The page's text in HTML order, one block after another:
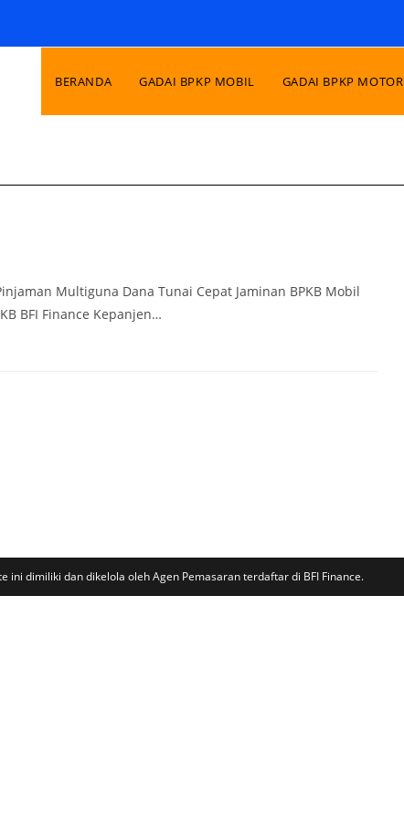
BERANDA GADAI BPKP MOBIL GADAI BPKP MOTOR
Multiguna Dana Tunai Cepat Jaminan BPKB Mobil
BFI Finance Kepanjen…
ini dimiliki dan dikelola oleh Agen Pemasaran terdaftar di BFI Finance.